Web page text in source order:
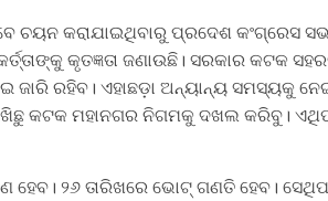
ଚୟନ କରାଯାଇଥିବାରୁ ପ୍ରଦେଶ କଂଗ୍ରେସ
କୃତଜ୍ଞତା ଜଣାଉଛି। ସରକାର କଟକ
ରହିବ। ଏହାଛଡ଼ା ଅନ୍ୟାନ୍ୟ ସମସ୍ୟକୁ
କଟକ ମହାନଗର ନିଗମକୁ ଦଖଲ କରିବୁ।
ହେବ। ୨୬ ତାରିଖରେ ଭୋଟ୍‌ ଗଣତି ହେବ।